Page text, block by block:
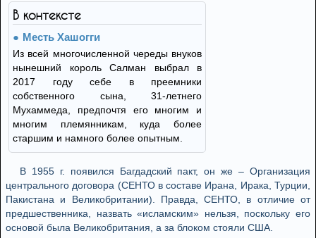
В контексте
Месть Хашогги
Из всей многочисленной череды внуков
нынешний король Салман выбрал в
2017 году себе в преемники
собственного сына, 31-летнего
Мухаммеда, предпочтя его многим и
многим племянникам, куда более
старшим и намного более опытным.
В 1955 г. появился Багдадский пакт, он же – Организация
центрального договора (СЕНТО в составе Ирана, Ирака, Турции,
Пакистана и Великобритании). Правда, СЕНТО, в отличие от
предшественника, назвать «исламским» нельзя, поскольку его
основой была Великобритания, а за блоком стояли США.